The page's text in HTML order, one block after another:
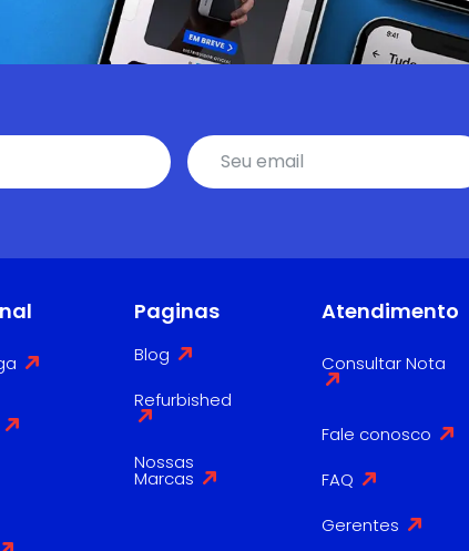
Paginas
Blog
Refurbished
Nossas
Marcas
Atendimento
Consultar Nota
Fale conosco
FAQ
Gerentes